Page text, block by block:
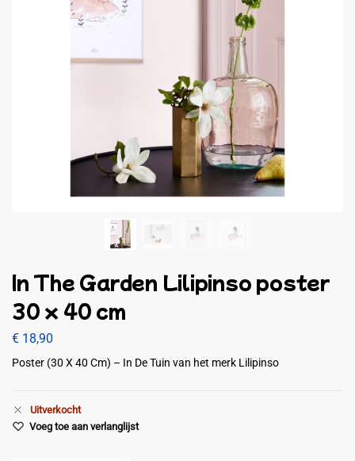
In The Garden Lilipinso poster
30 x 40 cm
€ 18,90
Poster (30 X 40 Cm) – In De Tuin van het merk Lilipinso
Uitverkocht
Voeg toe aan verlanglijst